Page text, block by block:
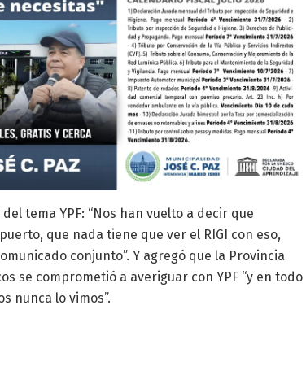
tema YPF: “Nos han vuelto a decir que
que nada tiene que ver el RIGI con eso,
conjunto”. Y agregó que la Provincia
se comprometió a averiguar con YPF “y en todo
nunca lo vimos”.